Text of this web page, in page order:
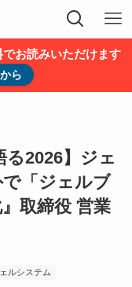
お読みいただけます
ら
る2026】ジェ
「ジェルブ
取締役 営業
ルシステム